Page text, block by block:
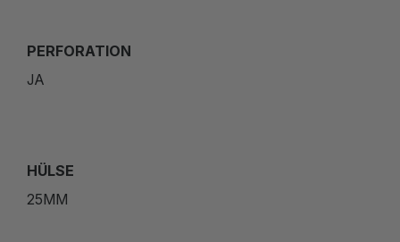
PERFORATION
JA
HÜLSE
25MM